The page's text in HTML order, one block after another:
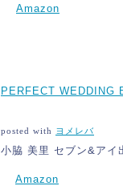
Amazon
PERFECT WEDDING
posted with ヨメレバ
小脇 美里 セブン&アイ
Amazon